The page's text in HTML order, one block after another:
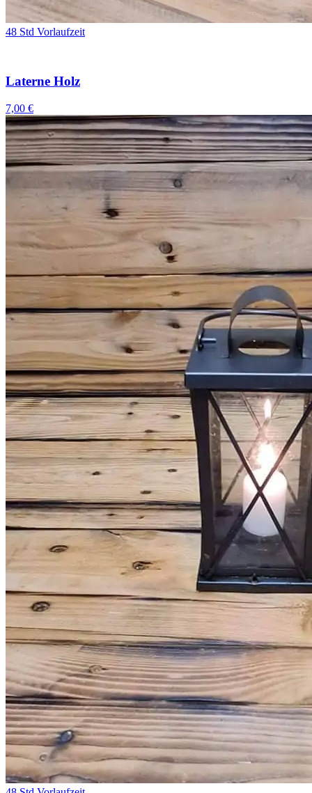
48 Std Vorlaufzeit
Laterne Holz
7,00 €